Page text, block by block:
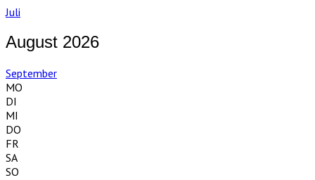
Juli
August 2026
September
MO
DI
MI
DO
FR
SA
SO